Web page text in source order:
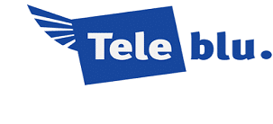
contenuto